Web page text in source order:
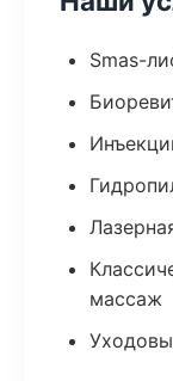
Smas-
массаж